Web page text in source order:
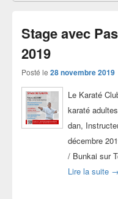
Stage avec
2019
Posté le 28 novembre 2019
Le Karaté
karaté
dan,
décembre
/ Bunkai sur
Lire la suite →